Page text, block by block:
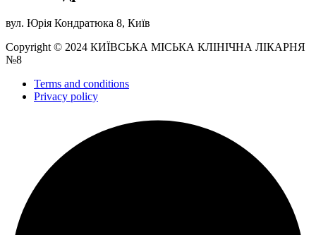
вул. Юрія Кондратюка 8, Київ
Copyright © 2024 КИЇВСЬКА МІСЬКА КЛІНІЧНА ЛІКАРНЯ
№8
Terms and conditions
Privacy policy